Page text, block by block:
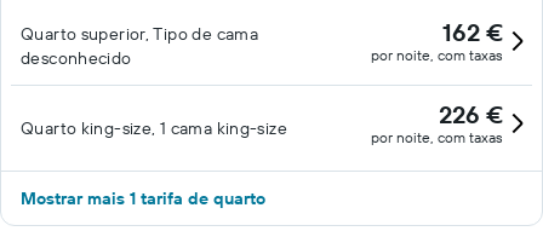
Quarto superior, Tipo de cama
desconhecido
162 €
por noite, com taxas
Quarto king-size, 1 cama king-size 226 €
por noite, com taxas
Mostrar mais 1 tarifa de quarto